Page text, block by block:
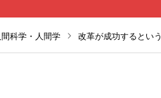
科学・人間学 改革が成功するとい